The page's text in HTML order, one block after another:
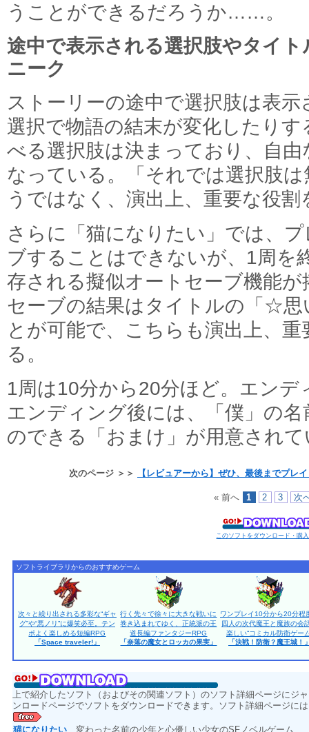
うことができるだろうか……。
途中で表示される選択肢やタイ
ニーク
ストーリーの途中で選択肢は表
選択で物語の結末が変化したり
べる選択肢は決まっており、自
なっている。「それでは選択肢
うではなく、演出上、重要な役
さらに「猫になりたい」では、
ブすることはできないが、1周を
存される擬似オートセーブ機能
セーブの結果はタイトルの「☆思
とが可能で、こちらも演出上、
る。
1周は10分から20分ほど。エンデ
エンディング後には、「僕」の
のできる「おまけ」が用意され
次のページ ＞＞ 【レビュアーから】ぜひ、最後までプレ
« 前へ 1 2 3 次
このソフトをダウンロード・購
ソフトライブラリからのおすすめゲーム
次々と繰り出される多彩な“ギャ
グ”や“悪ノリ”に爆笑必至。テン
ポよく楽しめる短編RPG
「Space traveler!」
行く先々で徐々に大きな戦いに
巻き込まれてゆく、正統派の王
道長編ファンタジーRPG
「奈落の魔女とロッカの果実」
ワンプレイ10分から20分程
四人の次代魔王と魔族の会
楽しい“コミカル防衛ゲー
「決戦！防衛？魔王城！
上で紹介したソフト（およびその関連ソフト）のソフト詳細ページにジ
ンロードページでソフトをダウンロードできます。ソフト詳細ページに
猫になりたい 変わった名前の少年と心優しい少女のSFノベルゲーム